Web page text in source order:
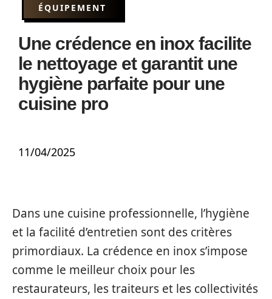
ÉQUIPEMENT
Une crédence en inox facilite
le nettoyage et garantit une
hygiène parfaite pour une
cuisine pro
11/04/2025
Dans une cuisine professionnelle, l’hygiène
et la facilité d’entretien sont des critères
primordiaux. La crédence en inox s’impose
comme le meilleur choix pour les
restaurateurs, les traiteurs et les collectivités